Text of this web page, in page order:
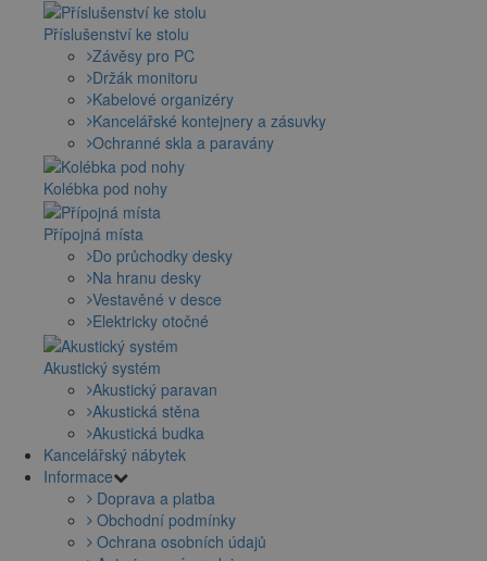
Příslušenství ke stolu
Závěsy pro PC
Držák monitoru
Kabelové organizéry
Kancelářské kontejnery a zásuvky
Ochranné skla a paravány
Kolébka pod nohy
Přípojná místa
Do průchodky desky
Na hranu desky
Vestavěné v desce
Elektricky otočné
Akustický systém
Akustický paravan
Akustická stěna
Akustická budka
Kancelářský nábytek
Informace
Doprava a platba
Obchodní podmínky
Ochrana osobních údajů